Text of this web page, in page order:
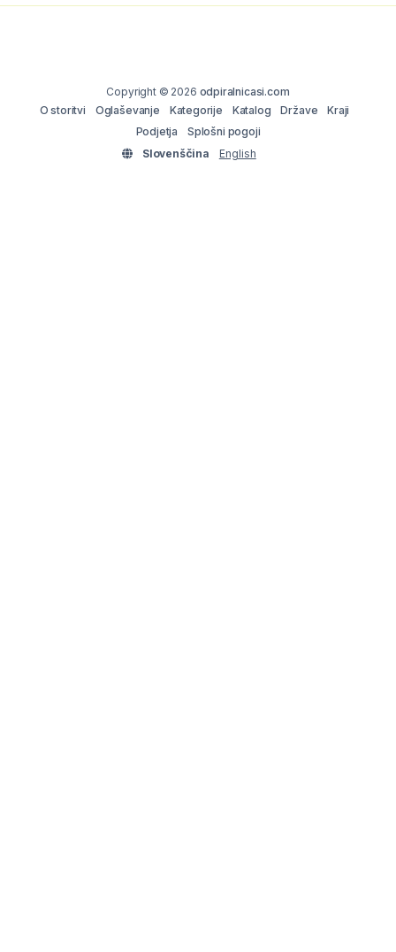
Copyright © 2026 odpiralnicasi.com
O storitvi
Oglaševanje Kategorije Katalog Države
Kraji
Podjetja
Splošni pogoji
Slovenščina
English